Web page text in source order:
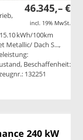
46.345,– €
incl. 19% MwSt.
kWh/100km
Metallic/ Dach S...,
Beschaffenheit:
132251
240 kW